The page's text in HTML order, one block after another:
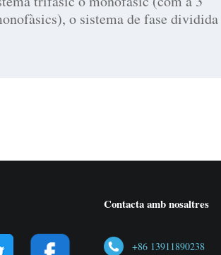
o sistema de fase dividida
Contacta amb nosaltres
+86 13911890238